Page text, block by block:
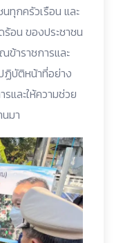
ทุกครัวเรือน และ
ร้อน ของประชาชน
ข้าราชการและ
ฏิบัติหน้าที่อย่าง
และให้ความช่วย
มา